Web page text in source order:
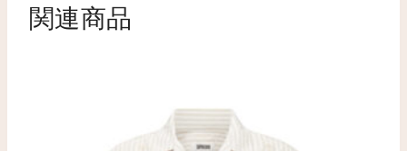
関連商品